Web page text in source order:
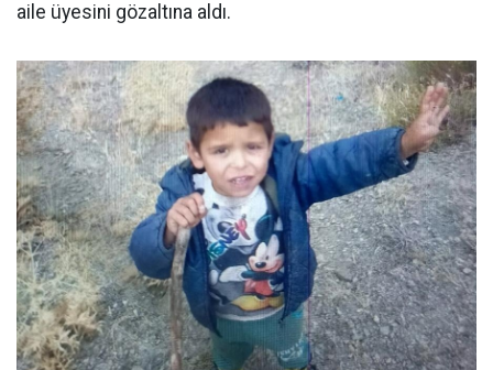
aile üyesini gözaltına aldı.